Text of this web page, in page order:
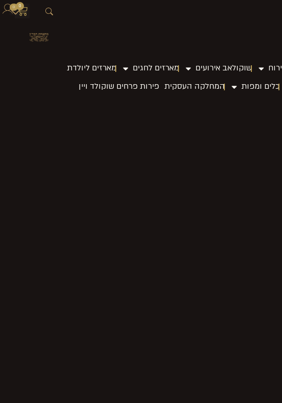
שוקולאב אירועים מארזים לחגים
מארזים ליולדת
כלים ומפות המחלקה העסקית פירות פרחים שוקולד ויין
0
0